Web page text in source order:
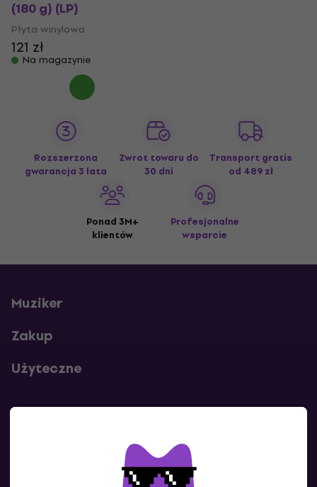
(180 g) (LP)
Płyta winylowa
121 zł
Na magazynie
Rozszerzona
gwarancja 3 lata
Zwrot towaru do
30 dni
Transport gratis
od 489 zł
Ponad 3M+
klientów
Profesjonalne
wsparcie
Muziker
Zakup
Użyteczne
Skontaktuj się z nami